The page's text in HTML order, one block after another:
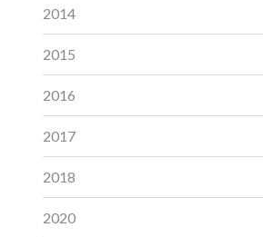
2014
2015
2016
2017
2018
2020